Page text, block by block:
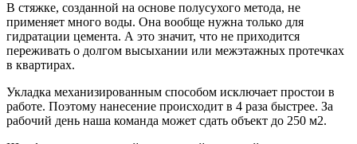
В стяжке, созданной на основе полусухого метода, не
применяет много воды. Она вообще нужна только для
гидратации цемента. А это значит, что не приходится
переживать о долгом высыхании или межэтажных протечках
в квартирах.
Укладка механизированным способом исключает простои в
работе. Поэтому нанесение происходит в 4 раза быстрее. За
рабочий день наша команда может сдать объект до 250 м2.